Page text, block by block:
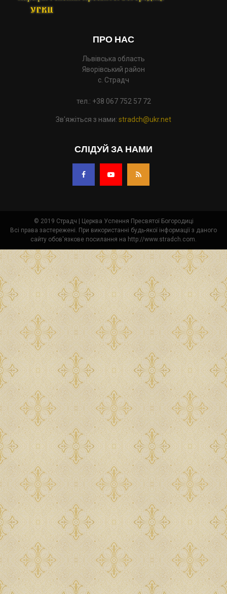
ПРО НАС
Львівська область
Яворівський район
с. Страдч
тел.: +38 067 752 57 72
Зв'яжіться з нами: stradch@ukr.net
СЛІДУЙ ЗА НАМИ
© 2019 Страдч | Церква Успення Пресвятої Богородиці
Всі права застережені. При використанні будь-якої інформації з даного
сайту обов'язкове посилання на http://www.stradch.com.